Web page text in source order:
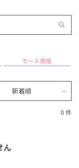
セール価格
新着順
0 件
ん